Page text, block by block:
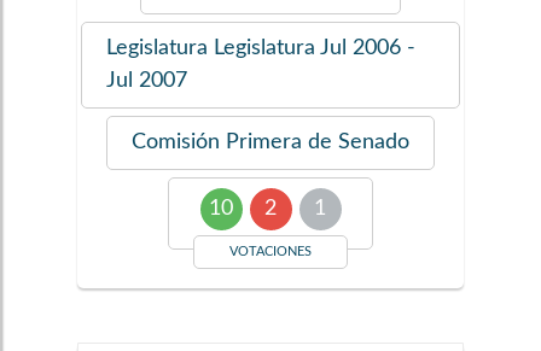
Legislatura Legislatura Jul 2006 -
Jul 2007
Comisión Primera de Senado
10 2 1
VOTACIONES